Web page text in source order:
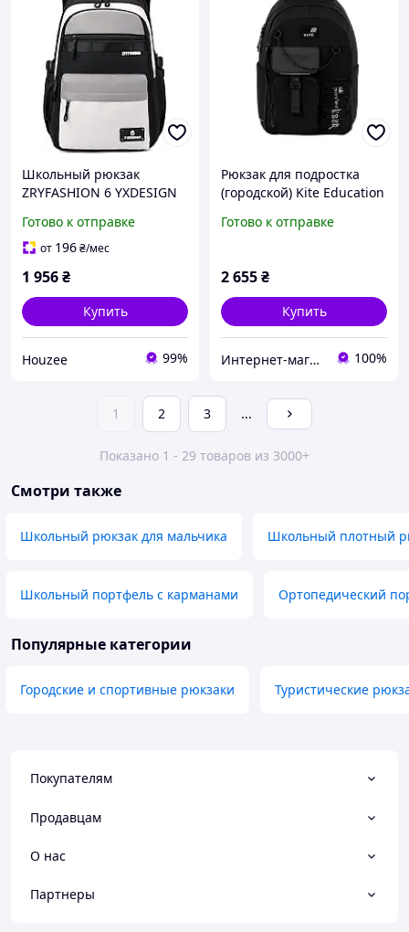
Школьный рюкзак
ZRYFASHION 6 YXDESIGN
подростков 30 л с
отделением для ноутбука
Готово к отправке
от 196₴/мес
1 956₴
Купить
Houzee 99%
Рюкзак для подростка
(городской) Kite Education
мужской, черный (K26-
Готово к отправке
2 655₴
Купить
Интернет-магазин "Одиссей-Торг" 100%
1 2 3 ...
Показано 1 - 29 товаров из 3000+
Смотри также
Школьный рюкзак для мальчика Школьный плотный
Школьный портфель с карманами Ортопедический
Популярные категории
Городские и спортивные рюкзаки Туристические
Покупателям
Продавцам
О нас
Партнеры